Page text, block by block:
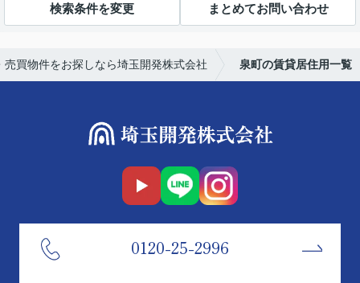
検索条件を変更 まとめてお問い合わせ
買物件をお探しなら埼玉開発株式会社 泉町の賃貸居住用一覧
0120-25-2996